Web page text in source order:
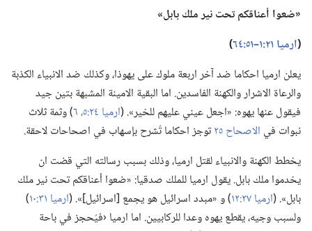
‏«ضعوا أعناقكم تحت نير ملك بابل»‏
‏(‏ارميا ٢١:‏١–‏٥١:‏٦٤
‏)‏
يعلن ارميا احكاما ضد آخر اربعة ملوك على يهوذا،‏ وكذلك ضد الانبياء الكذبة
والرعاة الاشرار والكهنة الفاسدين.‏ اما البقية الامينة المشبهة بتين جيد
فيقول عنها يهوه:‏ «اجعل عيني عليهم للخير».‏ (‏ارميا ٢٤:‏٥،‏ ٦
‏)‏ وثمة ثلاث
نبوات في الاصحاح ٢٥
توجز احكاما تُشرح بإسهاب في اصحاحات لاحقة.‏
يخطط الكهنة والانبياء لقتل ارميا،‏ وذلك بسبب رسالته التي قضت ان
يخدموا ملك بابل.‏ يقول ارميا للملك صدقيا:‏ «ضعوا أعناقكم تحت نير ملك
بابل».‏ (‏ارميا ٢٧:‏١٢ ‏)‏ و «مبدد اسرائيل هو يجمع [اسرائيل]».‏ (‏ارميا ٣١:‏١٠
‏)‏
ولسبب وجيه،‏ يقطع يهوه وعدا للركابيين.‏ اما ارميا ‹فيُحجز في باحة